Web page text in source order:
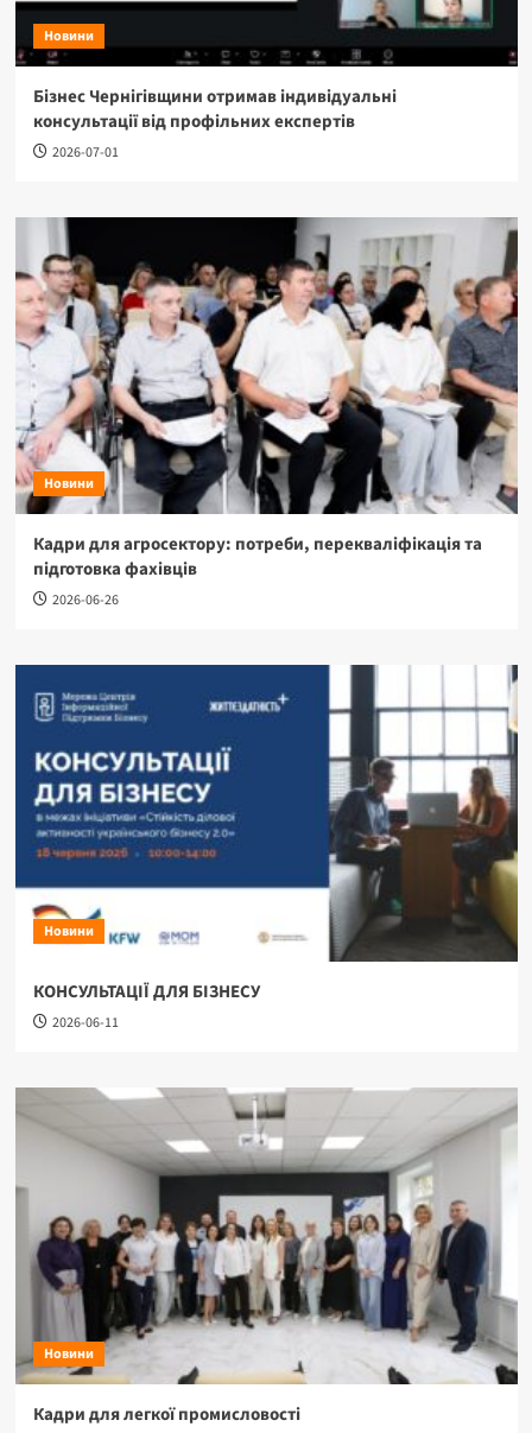
Новини
Бізнес Чернігівщини отримав індивідуальні
консультації від профільних експертів
2026-07-01
Новини
Кадри для агросектору: потреби, перекваліфікація та
підготовка фахівців
2026-06-26
Новини
КОНСУЛЬТАЦІЇ ДЛЯ БІЗНЕСУ
2026-06-11
Новини
Кадри для легкої промисловості